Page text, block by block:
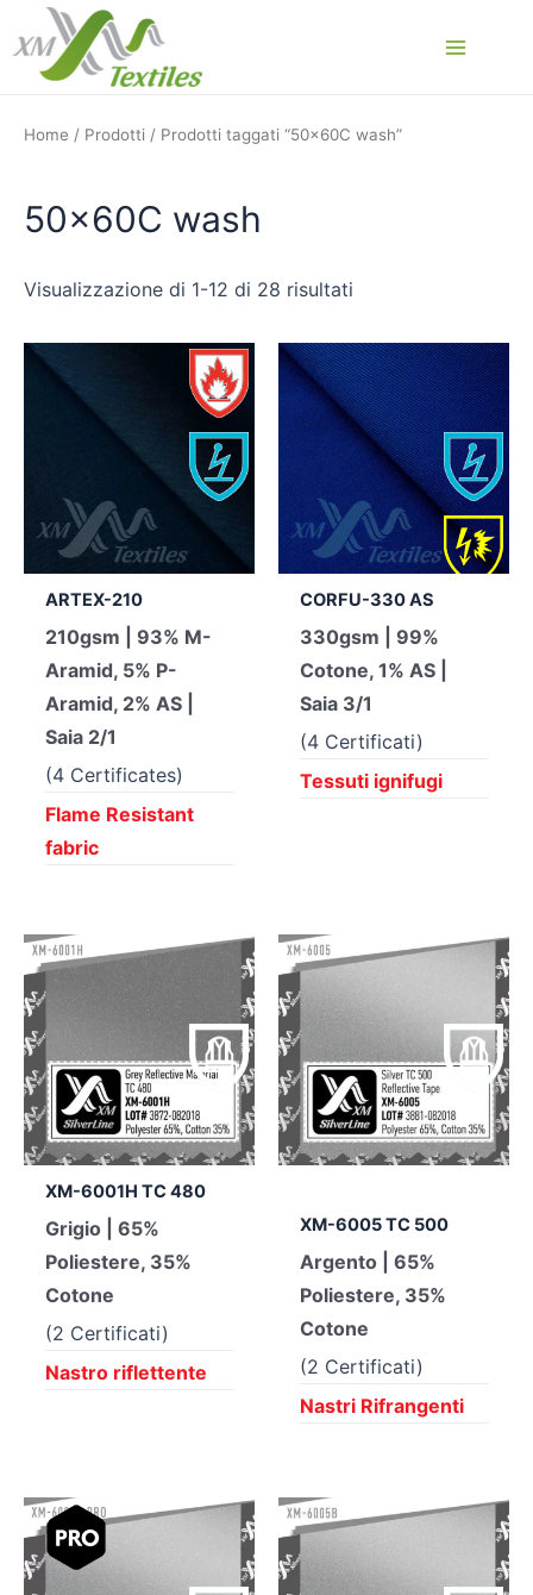
contenuto
Home / Prodotti / Prodotti taggati “50x60C wash”
50x60C wash
Visualizzazione di 1-12 di 28 risultati
ARTEX-210
210gsm | 93% M-
Aramid, 5% P-
Aramid, 2% AS |
Saia 2/1
(4 Certificates)
Flame Resistant
fabric
CORFU-330 AS
330gsm | 99%
Cotone, 1% AS |
Saia 3/1
(4 Certificati)
Tessuti ignifugi
XM-6001H TC 480
Grigio | 65%
Poliestere, 35%
Cotone
(2 Certificati)
Nastro riflettente
XM-6005 TC 500
Argento | 65%
Poliestere, 35%
Cotone
(2 Certificati)
Nastri Rifrangenti